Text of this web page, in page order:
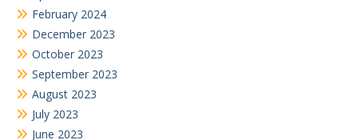
October 2022
September 2022
August 2022
July 2022
June 2022
February 2022
November 2021